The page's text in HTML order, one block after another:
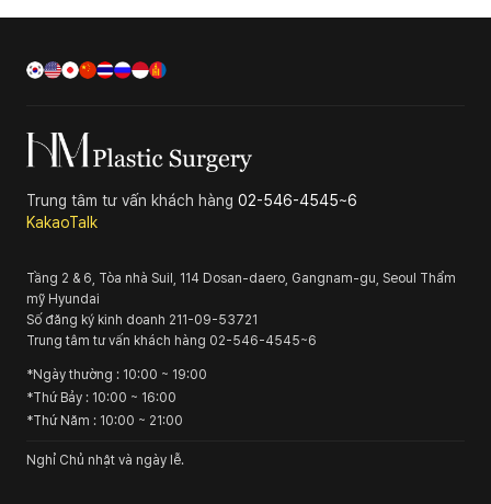
Trung tâm tư vấn khách hàng 02-546-4545~6
KakaoTalk
Tầng 2 & 6, Tòa nhà Suil, 114 Dosan-daero, Gangnam-gu, Seoul Thẩm
mỹ Hyundai
Số đăng ký kinh doanh 211-09-53721
Trung tâm tư vấn khách hàng 02-546-4545~6
*Ngày thường : 10:00 ~ 19:00
*Thứ Bảy : 10:00 ~ 16:00
*Thứ Năm : 10:00 ~ 21:00
Nghỉ Chủ nhật và ngày lễ.